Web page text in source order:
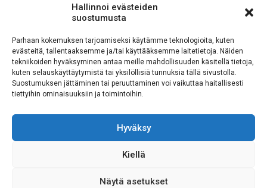
Hallinnoi evästeiden
suostumusta
Parhaan kokemuksen tarjoamiseksi käytämme teknologioita, kuten
evästeitä, tallentaaksemme ja/tai käyttääksemme laitetietoja. Näiden
tekniikoiden hyväksyminen antaa meille mahdollisuuden käsitellä tietoja,
kuten selauskäyttäytymistä tai yksilöllisiä tunnuksia tällä sivustolla.
Suostumuksen jättäminen tai peruuttaminen voi vaikuttaa haitallisesti
tiettyihin ominaisuuksiin ja toimintoihin.
Hyväksy
Kiellä
Näytä asetukset
Rekisteriseloste *
Hyväksyn ehdot